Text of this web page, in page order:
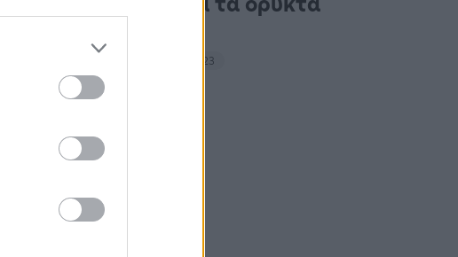
14:27 - 15 Σεπτεμβρίου 2023